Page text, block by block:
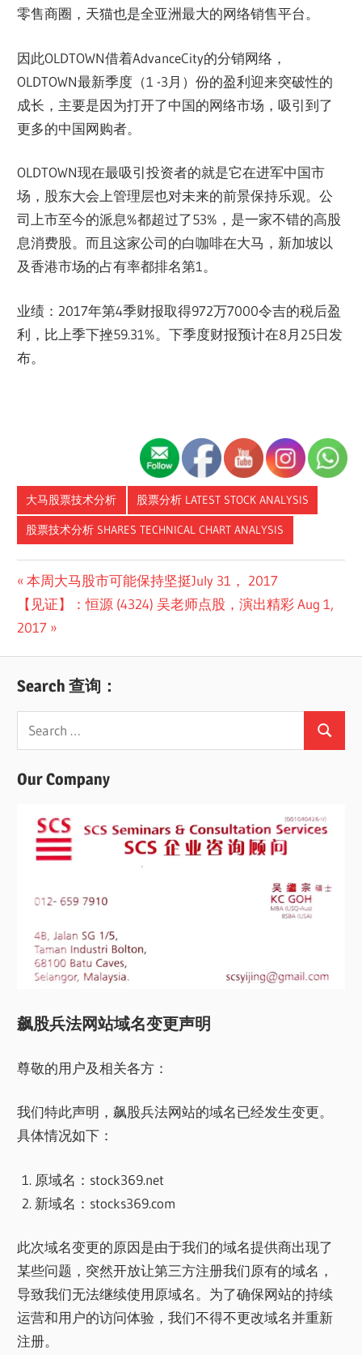
零售商圈，天猫也是全亚洲最大的网络销售平台。
因此OLDTOWN借着AdvanceCity的分销网络，
OLDTOWN最新季度（1 -3月）份的盈利迎来突破性的
成长，主要是因为打开了中国的网络市场，吸引到了
更多的中国网购者。
OLDTOWN现在最吸引投资者的就是它在进军中国市
场，股东大会上管理层也对未来的前景保持乐观。公
司上市至今的派息%都超过了53%，是一家不错的高股
息消费股。而且这家公司的白咖啡在大马，新加坡以
及香港市场的占有率都排名第1。
业绩：2017年第4季财报取得972万7000令吉的税后盈
利，比上季下挫59.31%。下季度财报预计在8月25日发
布。
大马股票技术分析 股票分析 LATEST STOCK ANALYSIS
股票技术分析 SHARES TECHNICAL CHART ANALYSIS
Post
navigation
Previous
Post:
本周大马股市可能保持坚挺July 31， 2017
Next
Post:
【见证】：恒源 (4324) 吴老师点股，演出精彩 Aug 1,
2017
Search 查询：
Search
for:
Search
Our Company
飙股兵法网站域名变更声明
尊敬的用户及相关各方：
我们特此声明，飙股兵法网站的域名已经发生变更。
具体情况如下：
原域名：stock369.net
新域名：stocks369.com
此次域名变更的原因是由于我们的域名提供商出现了
某些问题，突然开放让第三方注册我们原有的域名，
导致我们无法继续使用原域名。为了确保网站的持续
运营和用户的访问体验，我们不得不更改域名并重新
注册。